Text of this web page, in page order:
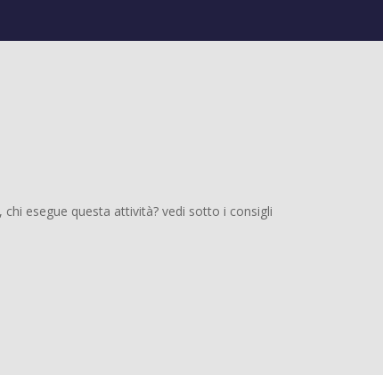
esegue questa attività? vedi sotto i consigli